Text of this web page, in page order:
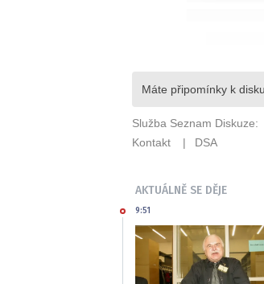
AKTUÁLNĚ SE DĚJE
9:51